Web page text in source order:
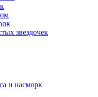
звездочек
и насморк